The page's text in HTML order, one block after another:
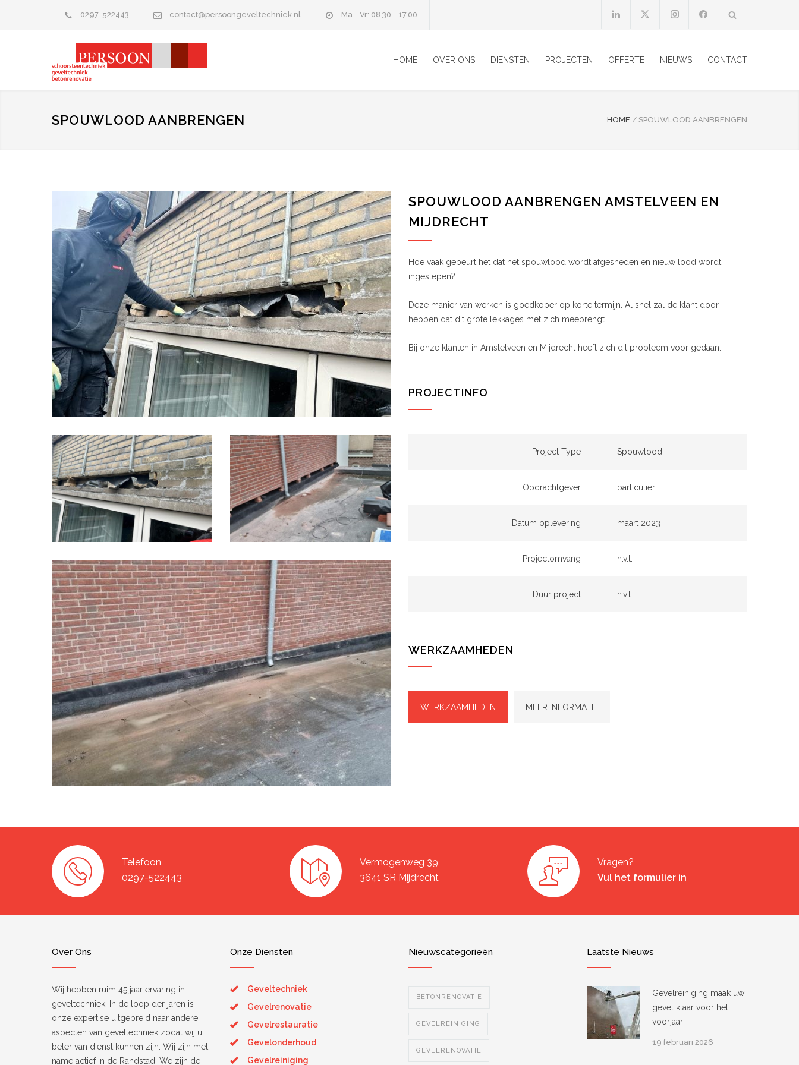
0297-522443 contact@persoongeveltechniek.nl Ma - Vr: 08.30 - 17.00
HOME OVER ONS DIENSTEN PROJECTEN OFFERTE NIEUWS CONTACT
SPOUWLOOD AANBRENGEN HOME / SPOUWLOOD AANBRENGEN
SPOUWLOOD AANBRENGEN AMSTELVEEN EN
MIJDRECHT
Hoe vaak gebeurt het dat het spouwlood wordt afgesneden en nieuw lood wordt
ingeslepen?
Deze manier van werken is goedkoper op korte termijn. Al snel zal de klant door
hebben dat dit grote lekkages met zich meebrengt.
Bij onze klanten in Amstelveen en Mijdrecht heeft zich dit probleem voor gedaan.
PROJECTINFO
Project Type Spouwlood
Opdrachtgever particulier
Datum oplevering maart 2023
Projectomvang n.v.t.
Duur project n.v.t.
WERKZAAMHEDEN
WERKZAAMHEDEN MEER INFORMATIE
Telefoon
0297-522443
Vermogenweg 39
3641 SR Mijdrecht
Vragen?
Vul het formulier in
Over Ons
Wij hebben ruim 45 jaar ervaring in
geveltechniek. In de loop der jaren is
onze expertise uitgebreid naar andere
aspecten van geveltechniek zodat wij u
beter van dienst kunnen zijn. Wij zijn met
name actief in de Randstad. We zijn de
Onze Diensten
Geveltechniek
Gevelrenovatie
Gevelrestauratie
Gevelonderhoud
Gevelreiniging
Nieuwscategorieën
BETONRENOVATIE
GEVELREINIGING
GEVELRENOVATIE
Laatste Nieuws
Gevelreiniging maak uw
gevel klaar voor het
voorjaar!
19 februari 2026